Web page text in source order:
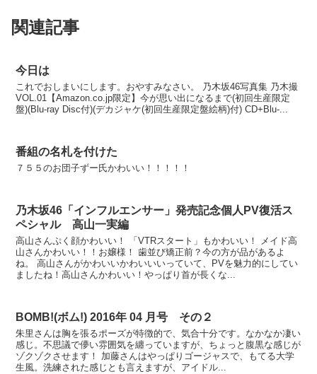
関連記事
今日は
これでおしまいにします。おやすみなさい。 乃木坂46写真集 乃木撮
VOL.01【Amazon.co.jp限定】今が思い出になるまで(初回生産限定
盤)(Blu-ray Disc付)(デカジャケ(初回生産限定盤絵柄)付) CD+Blu-...
番組の名札を付けた
７５５のお団子ずー氏かわいい！！！！！
乃木坂46「インフルエンサー」発売記念個人PV復活ス
ペシャル 高山一実編
高山さんぷく顔かわいい！ 「VTRスタート」もかわいい！ メイド高
山さんかわいい！！お嬢様！ 歯並び矯正前？今の方が品があるよ
ね。 高山さんがかわいいかわいいいっていて、PVを魅力的にしてい
ましたね！高山さんかわいい！やっぱり首が長くな...
BOMB!(ボム!) 2016年 04 月号 その２
朱里さんは胸を張るポーズが特徴的で、気合十分です。なかなか凄い
感じ。不思議で儚い雰囲気を纏っていますが、ちょっと腹黒な感じが
ゾクゾクさせます！ 加藤さんはやっぱりゴージャスで、もてる大学
生風。洗練された感じとも言えますが、アイドル...